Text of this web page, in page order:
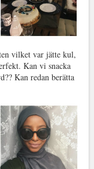
vilket var jätte kul,
Kan vi snacka
Kan redan berätta